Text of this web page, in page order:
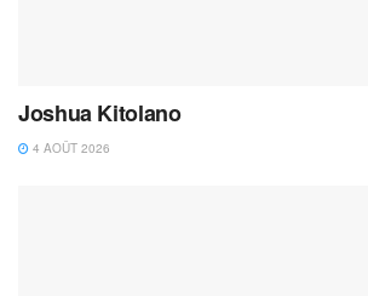
Joshua Kitolano
4 AOÛT 2026